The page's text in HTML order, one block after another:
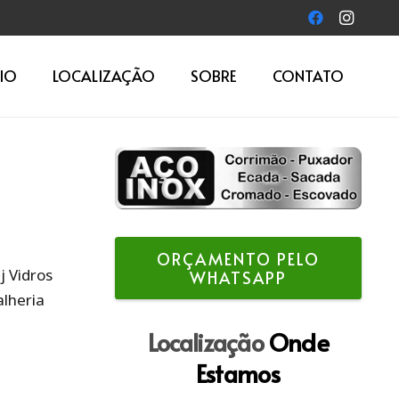
LOCALIZAÇÃO SOBRE CONTATO
Vidros
ORÇAMENTO PELO
WHATSAPP
LocalizaçãoOnde
Estamos